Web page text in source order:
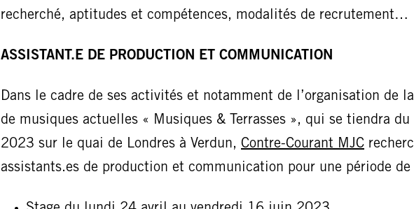
recherché, aptitudes et compétences, modalités de recrutement…
ASSISTANT.E DE PRODUCTION ET COMMUNICATION
Dans le cadre de ses activités et notamment de l’organisation de
de musiques actuelles « Musiques & Terrasses », qui se tiendra
2023 sur le quai de Londres à Verdun, Contre-Courant MJC
assistants.es de production et communication pour une période